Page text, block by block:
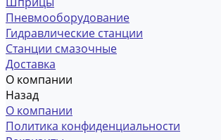
Пневмооборудование
Гидравлические станции
Станции смазочные
Доставка
О компании
Назад
О компании
Политика конфиденциальности